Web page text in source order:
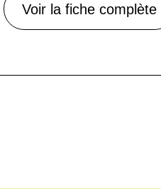
Voir la fiche complète